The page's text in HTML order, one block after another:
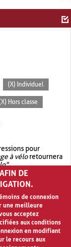
(X) Individuel
Hors classe
pour
à véloretournera
.
OR.garage OR vélo
à vélo
DE
de connexion
une meilleure
acceptez
aux conditions
en modifiant
le recours aux